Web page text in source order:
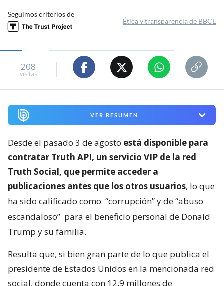
Seguimos criterios de
Ética y transparencia de BBCL
208
visitas
VER RESUMEN
Desde el pasado 3 de agosto está disponible para
contratar Truth API, un servicio VIP de la red
Truth Social, que permite acceder a
publicaciones antes que los otros usuarios, lo que
ha sido calificado como “corrupción” y de “abuso
escandaloso” para el beneficio personal de Donald
Trump y su familia.
Resulta que, si bien gran parte de lo que publica el
presidente de Estados Unidos en la mencionada red
social, donde cuenta con 12,9 millones de